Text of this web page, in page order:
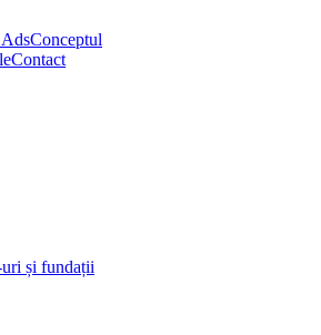
Conceptul
Contact
și fundații